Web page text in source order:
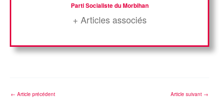
Parti Socialiste du Morbihan
+ Articles associés
← Article précédent Article suivant →